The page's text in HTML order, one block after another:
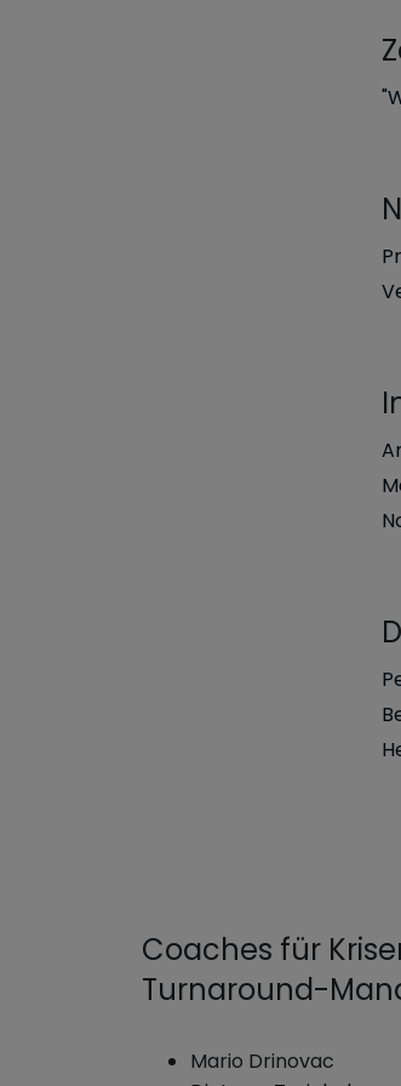
Coaches für
Turnaround-
Mario Drinovac